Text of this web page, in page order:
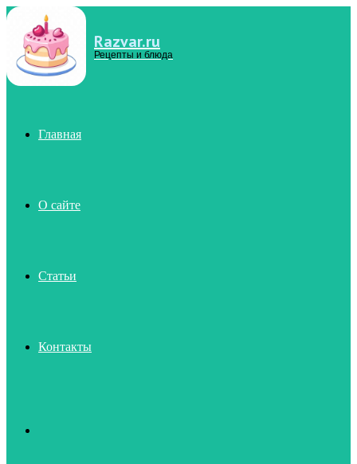
Menu Razvar.ru
Рецепты и блюда
Главная
О сайте
Статьи
Контакты